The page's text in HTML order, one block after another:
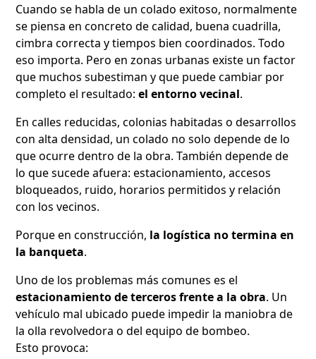
Cuando se habla de un colado exitoso, normalmente
se piensa en concreto de calidad, buena cuadrilla,
cimbra correcta y tiempos bien coordinados. Todo
eso importa. Pero en zonas urbanas existe un factor
que muchos subestiman y que puede cambiar por
completo el resultado:el entorno vecinal.
En calles reducidas, colonias habitadas o desarrollos
con alta densidad, un colado no solo depende de lo
que ocurre dentro de la obra. También depende de
lo que sucede afuera: estacionamiento, accesos
bloqueados, ruido, horarios permitidos y relación
con los vecinos.
Porque en construcción, la logística no termina en
la banqueta.
Uno de los problemas más comunes es el
estacionamiento de terceros frente a la obra. Un
vehículo mal ubicado puede impedir la maniobra de
la olla revolvedora o del equipo de bombeo.
Esto provoca: